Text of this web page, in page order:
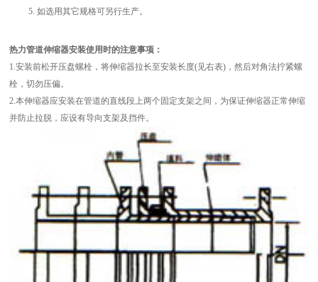
5. 如选用其它规格可另行生产。
热力管道伸缩器安装使用时的注意事项：
1.安装前松开压盘螺栓，将伸缩器拉长至安装长度(见右表)，然后对角法拧紧螺
栓，切勿压偏。
2.本伸缩器应安装在管道的直线段上两个固定支架之间，为保证伸缩器正常伸缩
并防止拉脱，应设有导向支架及挡件。